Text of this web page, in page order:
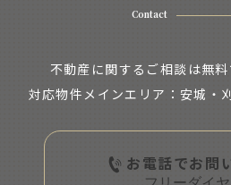
Contact
不動産に関するご相談は無料
対応物件メインエリア：安城・
お電話でお問